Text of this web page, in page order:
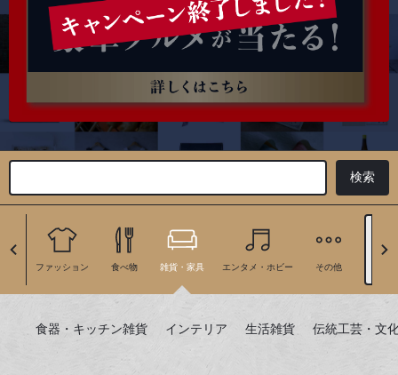
ファッション 食べ物 雑貨・家具 エンタメ・ホビー その他
食器・キッチン雑貨 インテリア 生活雑貨 伝統工芸・文